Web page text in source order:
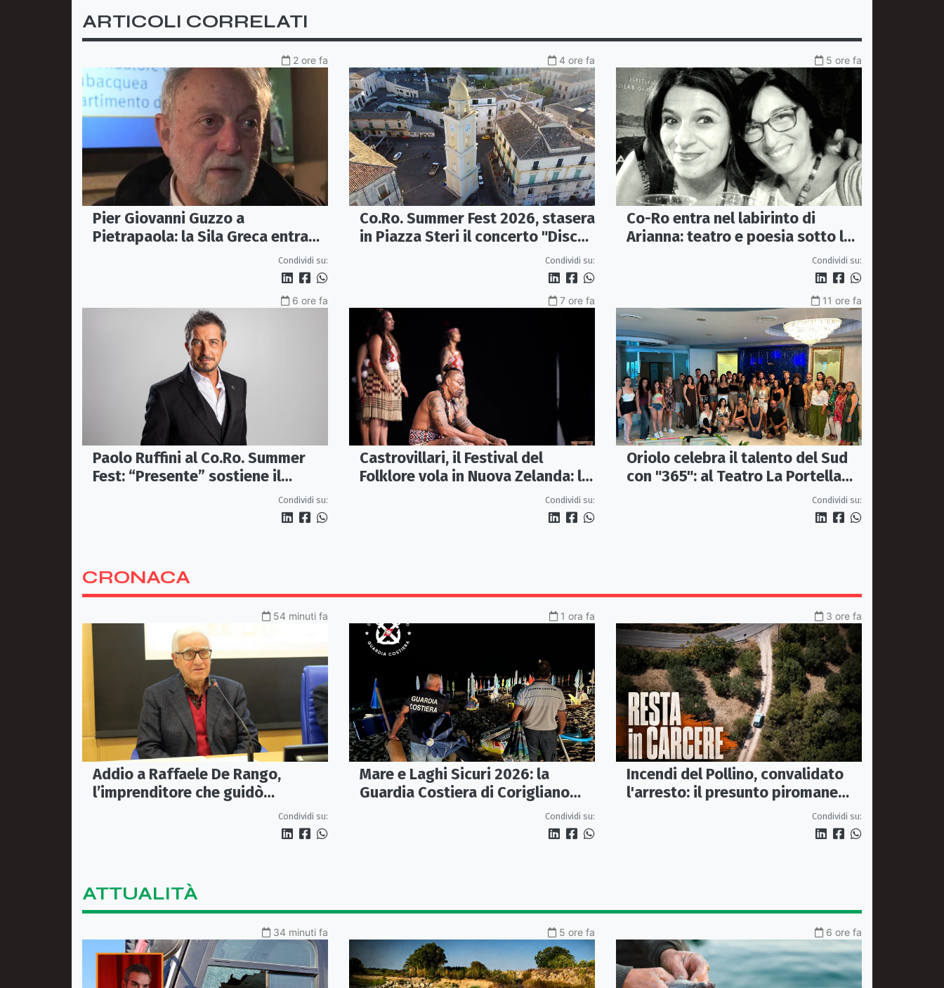
ARTICOLI CORRELATI
2 ore fa
Pier Giovanni Guzzo a
Pietrapaola: la Sila Greca entra
nel grande dibattito archeologico
Condividi su:
4 ore fa
Co.Ro. Summer Fest 2026, stasera
in Piazza Steri il concerto "Disco,
le hit degli anni '70/'80" con
l'Orchestra Sinfonica Brutia
Condividi su:
5 ore fa
Co-Ro entra nel labirinto di
Arianna: teatro e poesia sotto le
Condividi su:
6 ore fa
Paolo Ruffini al Co.Ro. Summer
Fest: “Presente” sostiene il
Condividi su:
7 ore fa
Castrovillari, il Festival del
Folklore vola in Nuova Zelanda: la
cultura Maori protagonista della
Condividi su:
11 ore fa
Oriolo celebra il talento del Sud
con "365": al Teatro La Portella
una serata tra moda, arte eCondividi su:
CRONACA
54 minuti fa
Addio a Raffaele De Rango,
l’imprenditore che guidò
Condividi su:
1 ora fa
Mare e Laghi Sicuri 2026: la
Guardia Costiera di Corigliano
controlla il litorale da RoccaCondividi su:
3 ore fa
Incendi del Pollino, convalidato
l'arresto: il presunto piromane
Condividi su:
ATTUALITÀ
34 minuti fa 5 ore fa 6 ore fa